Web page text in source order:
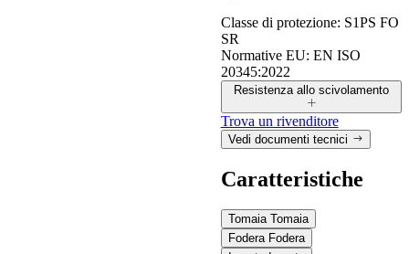
Classe di protezione: S1PS FO
SR
Normative EU: EN ISO
20345:2022
Resistenza allo scivolamento
Valori misurati secondo i requisiti della norma EN ISO
20345:2022, con metodo di prova definito dalla EN 13287.
Trova un rivenditore
Vedi documenti tecnici
Caratteristiche
Tomaia Tomaia
Fodera Fodera